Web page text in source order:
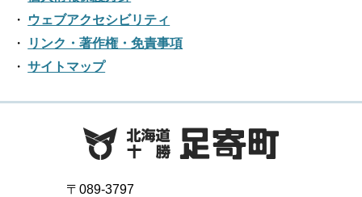
ウェブアクセシビリティ
リンク・著作権・免責事項
サイトマップ
〒089-3797